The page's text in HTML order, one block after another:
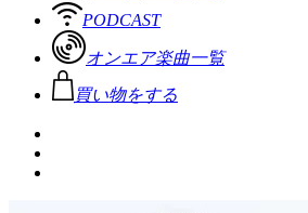
PODCAST
オンエア楽曲一覧
買い物をする